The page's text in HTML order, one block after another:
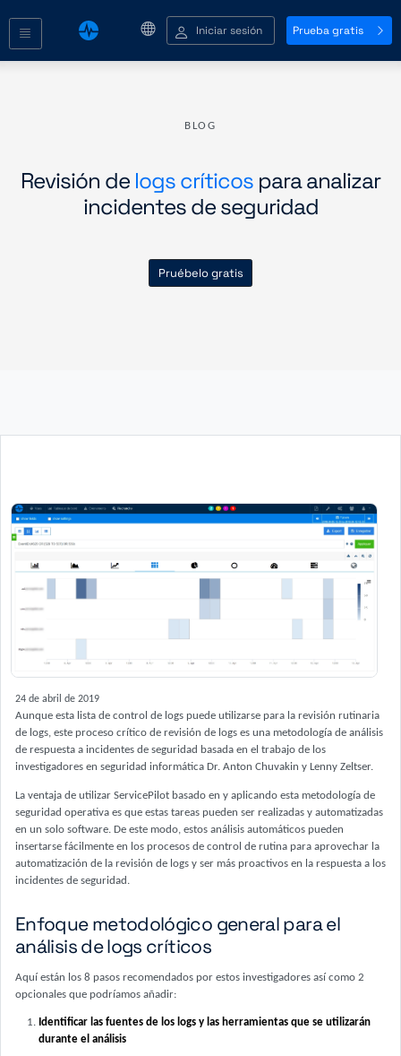
Iniciar sesión Prueba gratis
BLOG
Revisión de logs críticos para analizar
incidentes de seguridad
Pruébelo gratis
24 de abril de 2019
Aunque esta lista de control de logs puede utilizarse para la revisión rutinaria
de logs, este proceso crítico de revisión de logs es una metodología de análisis
de respuesta a incidentes de seguridad basada en el trabajo de los
investigadores en seguridad informática Dr. Anton Chuvakin y Lenny Zeltser.
La ventaja de utilizar ServicePilot basado en y aplicando esta metodología de
seguridad operativa es que estas tareas pueden ser realizadas y automatizadas
en un solo software. De este modo, estos análisis automáticos pueden
insertarse fácilmente en los procesos de control de rutina para aprovechar la
automatización de la revisión de logs y ser más proactivos en la respuesta a los
incidentes de seguridad.
Enfoque metodológico general para el
análisis de logs críticos
Aquí están los 8 pasos recomendados por estos investigadores así como 2
opcionales que podríamos añadir:
Identificar las fuentes de los logs y las herramientas que se utilizarán
durante el análisis